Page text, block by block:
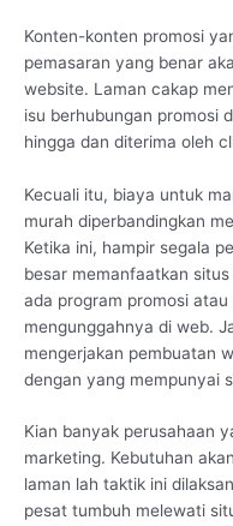
Konten-konten promosi
pemasaran yang benar
website. Laman cakap
isu berhubungan promosi
hingga dan diterima oleh
Kecuali itu, biaya untuk
murah diperbandingkan
Ketika ini, hampir segala
besar memanfaatkan
ada program promosi
mengunggahnya di web.
mengerjakan pembuatan
dengan yang mempunyai
Kian banyak perusahaan
marketing. Kebutuhan
laman lah taktik ini
pesat tumbuh melewati